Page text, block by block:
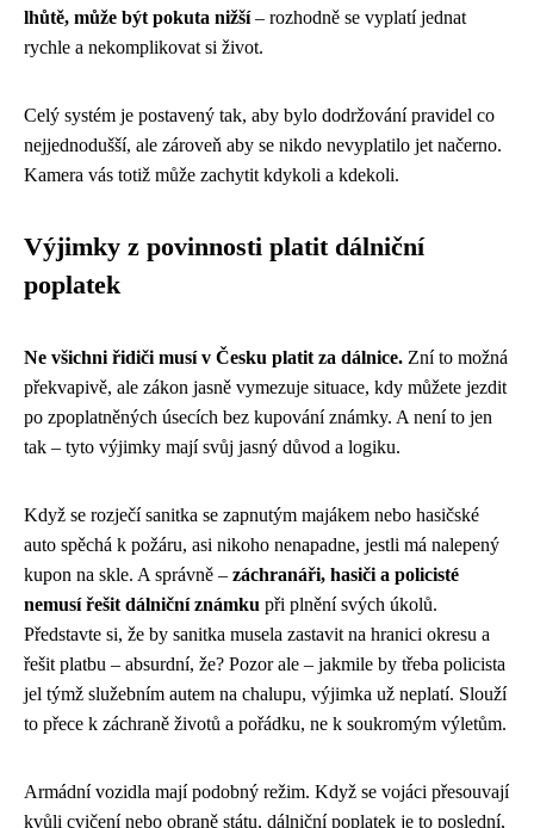
lhůtě, může být pokuta nižší– rozhodně se vyplatí jednat
rychle a nekomplikovat si život.
Celý systém je postavený tak, aby bylo dodržování pravidel co
nejjednodušší, ale zároveň aby se nikdo nevyplatilo jet načerno.
Kamera vás totiž může zachytit kdykoli a kdekoli.
Výjimky z povinnosti platit dálniční
poplatek
Ne všichni řidiči musí v Česku platit za dálnice. Zní to možná
překvapivě, ale zákon jasně vymezuje situace, kdy můžete jezdit
po zpoplatněných úsecích bez kupování známky. A není to jen
tak – tyto výjimky mají svůj jasný důvod a logiku.
Když se rozječí sanitka se zapnutým majákem nebo hasičské
auto spěchá k požáru, asi nikoho nenapadne, jestli má nalepený
kupon na skle. A správně – záchranáři, hasiči a policisté
nemusí řešit dálniční známku při plnění svých úkolů.
Představte si, že by sanitka musela zastavit na hranici okresu a
řešit platbu – absurdní, že? Pozor ale – jakmile by třeba policista
jel týmž služebním autem na chalupu, výjimka už neplatí. Slouží
to přece k záchraně životů a pořádku, ne k soukromým výletům.
Armádní vozidla mají podobný režim. Když se vojáci přesouvají
kvůli cvičení nebo obraně státu, dálniční poplatek je to poslední,